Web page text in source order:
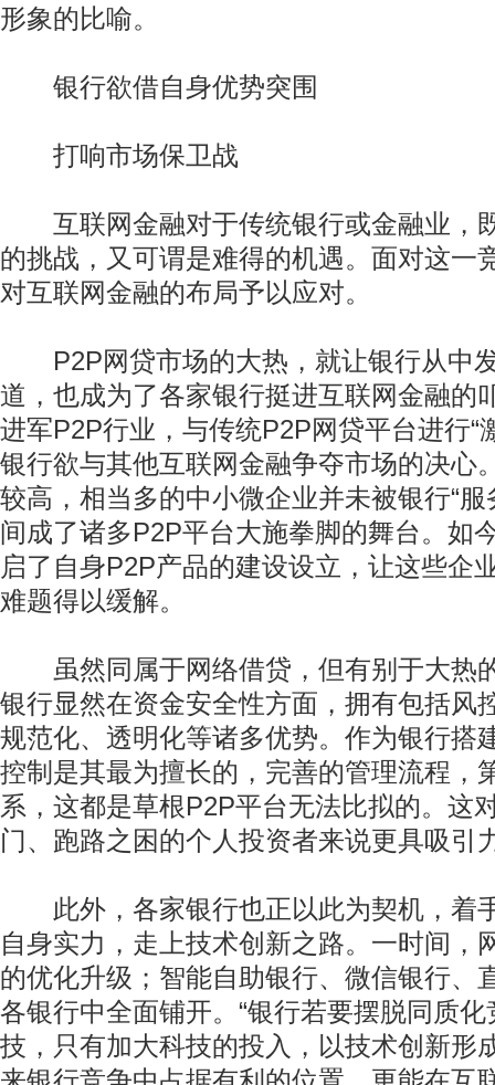
形象的比喻。
银行欲借自身优势突围
打响市场保卫战
互联网金融对于传统银行或金融业，
的挑战，又可谓是难得的机遇。面对这一
对互联网金融的布局予以应对。
P2P网贷市场的大热，就让银行从中
道，也成为了各家银行挺进互联网金融的
进军P2P行业，与传统P2P网贷平台进行“
银行欲与其他互联网金融争夺市场的决心
较高，相当多的中小微企业并未被银行“服
间成了诸多P2P平台大施拳脚的舞台。如
启了自身P2P产品的建设设立，让这些企
难题得以缓解。
虽然同属于网络借贷，但有别于大热
银行显然在资金安全性方面，拥有包括风
规范化、透明化等诸多优势。作为银行搭
控制是其最为擅长的，完善的管理流程，
系，这都是草根P2P平台无法比拟的。这
门、跑路之困的个人投资者来说更具吸引
此外，各家银行也正以此为契机，着
自身实力，走上技术创新之路。一时间，
的优化升级；智能自助银行、微信银行、
各银行中全面铺开。“银行若要摆脱同质
技，只有加大科技的投入，以技术创新形